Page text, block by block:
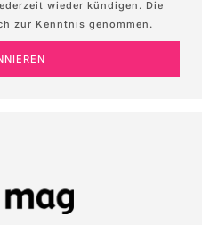
wieder kündigen. Die
zur Kenntnis genommen.